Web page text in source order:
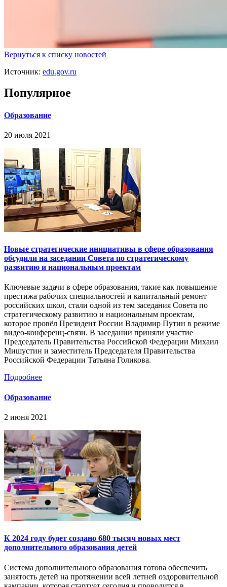
Вернуться к списку новостей
Источник: edu.gov.ru
Популярное
Образование
20 июля 2021
Новые стратегические инициативы в сфере образования
обсудили на заседании Совета по стратегическому
развитию и национальным проектам
Ключевые задачи в сфере образования, такие как повышение
престижа рабочих специальностей и капитальный ремонт
российских школ, стали одной из тем заседания Совета по
стратегическому развитию и национальным проектам,
которое провёл Президент России Владимир Путин в режиме
видео-конференц-связи. В заседании приняли участие
Председатель Правительства Российской Федерации Михаил
Мишустин и заместитель Председателя Правительства
Российской Федерации Татьяна Голикова.
Подробнее
Образование
2 июня 2021
К 2024 году будет создано 680 тысяч новых мест
дополнительного образования детей
Система дополнительного образования готова обеспечить
занятость детей на протяжении всей летней оздоровительной